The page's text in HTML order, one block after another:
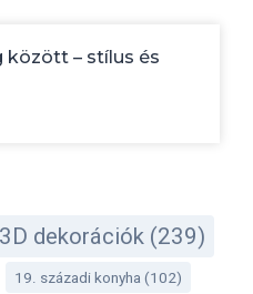
között – stílus és
3D dekorációk (239)
19. századi konyha (102)